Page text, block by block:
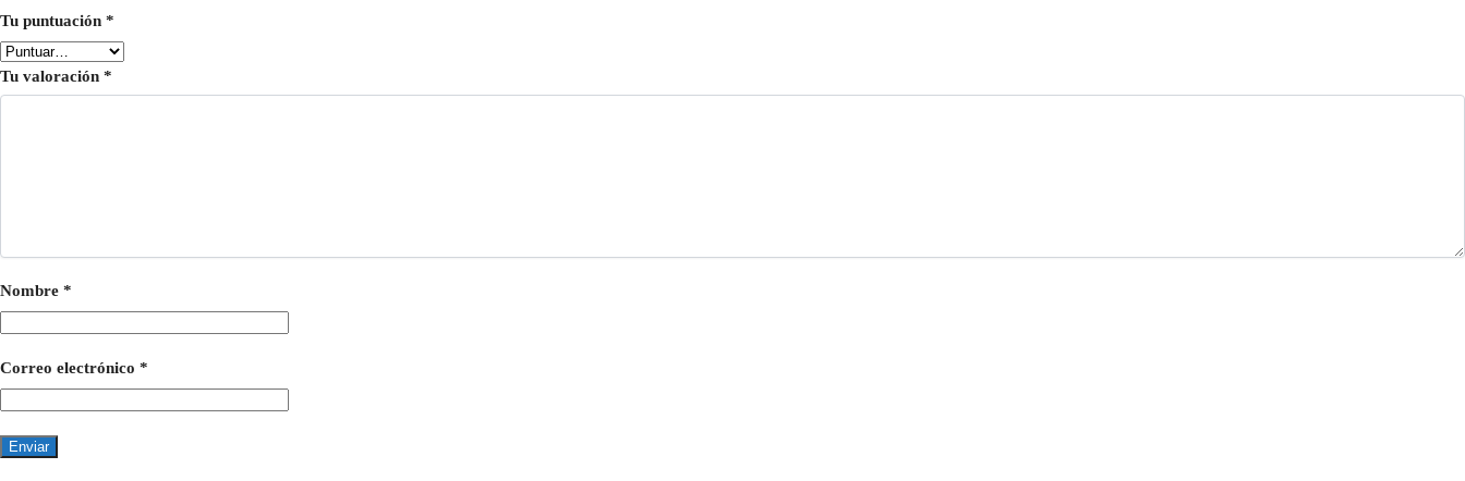
Tu puntuación *
Tu valoración *
Nombre *
Correo electrónico *